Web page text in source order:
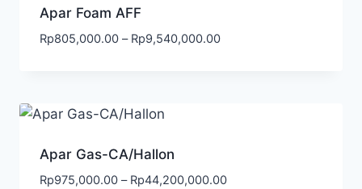
Apar Foam AFF
Rp805,000.00 – Rp9,540,000.00
Apar Gas-CA/Hallon
Rp975,000.00 – Rp44,200,000.00